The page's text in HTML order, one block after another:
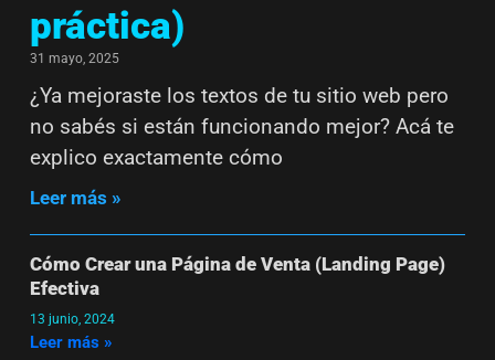
práctica)
31 mayo, 2025
¿Ya mejoraste los textos de tu sitio web pero
no sabés si están funcionando mejor? Acá te
explico exactamente cómo
Leer más »
Cómo Crear una Página de Venta (Landing Page)
Efectiva
13 junio, 2024
Leer más »